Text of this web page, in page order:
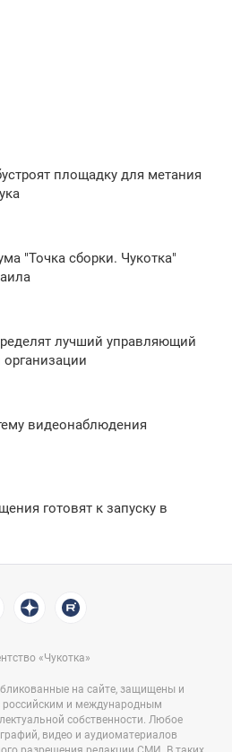
площадку для метания
"Точка сборки. Чукотка"
лучший управляющий
организации
видеонаблюдения
готовят к запуску в
«Чукотка»
на сайте, защищены и
российским и международным
собственности. Любое
видео и аудиоматериалов